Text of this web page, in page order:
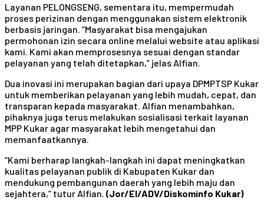
Layanan PELONGSENG, sementara itu, mempermudah
proses perizinan dengan menggunakan sistem elektronik
berbasis jaringan. “Masyarakat bisa mengajukan
permohonan izin secara online melalui website atau aplikasi
kami. Kami akan memprosesnya sesuai dengan standar
pelayanan yang telah ditetapkan,” jelas Alfian.
Dua inovasi ini merupakan bagian dari upaya DPMPTSP Kukar
untuk memberikan pelayanan yang lebih mudah, cepat, dan
transparan kepada masyarakat. Alfian menambahkan,
pihaknya juga terus melakukan sosialisasi terkait layanan
MPP Kukar agar masyarakat lebih mengetahui dan
memanfaatkannya.
“Kami berharap langkah-langkah ini dapat meningkatkan
kualitas pelayanan publik di Kabupaten Kukar dan
mendukung pembangunan daerah yang lebih maju dan
sejahtera,” tutur Alfian. (Jor/El/ADV/Diskominfo Kukar)